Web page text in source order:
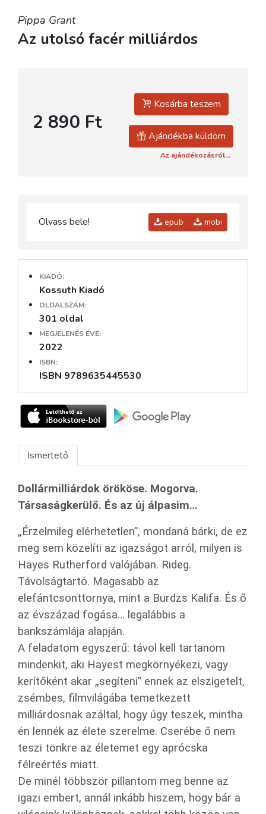
Pippa Grant
Az utolsó facér milliárdos
2 890 Ft
Kosárba teszem
Ajándékba küldöm
Az ajándékozásról...
Olvass bele! epub mobi
KIADÓ:
Kossuth Kiadó
OLDALSZÁM:
301 oldal
MEGJELENÉS ÉVE:
2022
ISBN:
ISBN 9789635445530
Ismertető
Dollármilliárdok örököse. Mogorva.
Társaságkerülő. És az új álpasim…
„Érzelmileg elérhetetlen”, mondaná bárki, de ez
meg sem közelíti az igazságot arról, milyen is
Hayes Rutherford valójában. Rideg.
Távolságtartó. Magasabb az
elefántcsonttornya, mint a Burdzs Kalifa. És ő
az évszázad fogása… legalábbis a
bankszámlája alapján.
A feladatom egyszerű: távol kell tartanom
mindenkit, aki Hayest megkörnyékezi, vagy
kerítőként akar „segíteni” ennek az elszigetelt,
zsémbes, filmvilágába temetkezett
milliárdosnak azáltal, hogy úgy teszek, mintha
én lennék az élete szerelme. Cserébe ő nem
teszi tönkre az életemet egy aprócska
félreértés miatt.
De minél többször pillantom meg benne az
igazi embert, annál inkább hiszem, hogy bár a